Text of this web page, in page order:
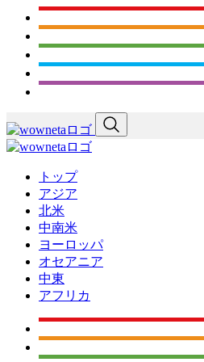
トップ
アジア
北米
中南米
ヨーロッパ
オセアニア
中東
アフリカ